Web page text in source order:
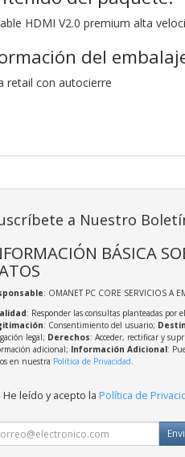
HDMI V2.0 premium alta
del
retail con autocierre
a Nuestro
BÁSICA
: OMANET PC CORE SERVICIOS A
: Responder las consultas planteadas por
: Consentimiento del usuario;
legal; Derechos: Acceder, rectificar y
adicional; Información Adicional:
en nuestra Política de Privacidad.
He leído y acepto la Política de